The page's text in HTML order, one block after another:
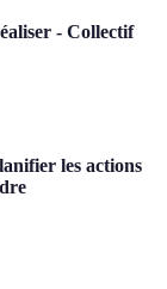
- Collectif
les actions